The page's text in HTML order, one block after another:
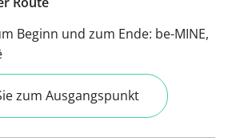
Beginn und zum Ende: be-MINE,
zum Ausgangspunkt